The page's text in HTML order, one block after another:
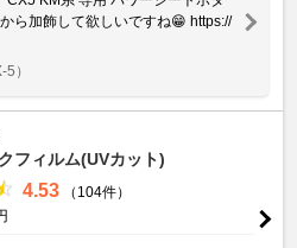
ら加飾して欲しいですね😁 https://
）
フィルム(UVカット)
4.53
（104件）